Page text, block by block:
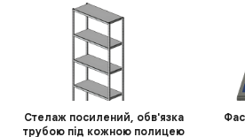
Стелаж посилений, обв'язка
трубою під кожною полицею